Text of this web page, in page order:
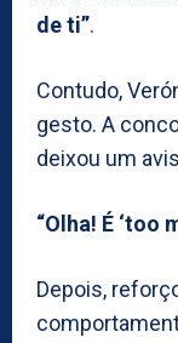
de ti”.
Contudo,
gesto. A
deixou um
“Olha! É ‘too
Depois,